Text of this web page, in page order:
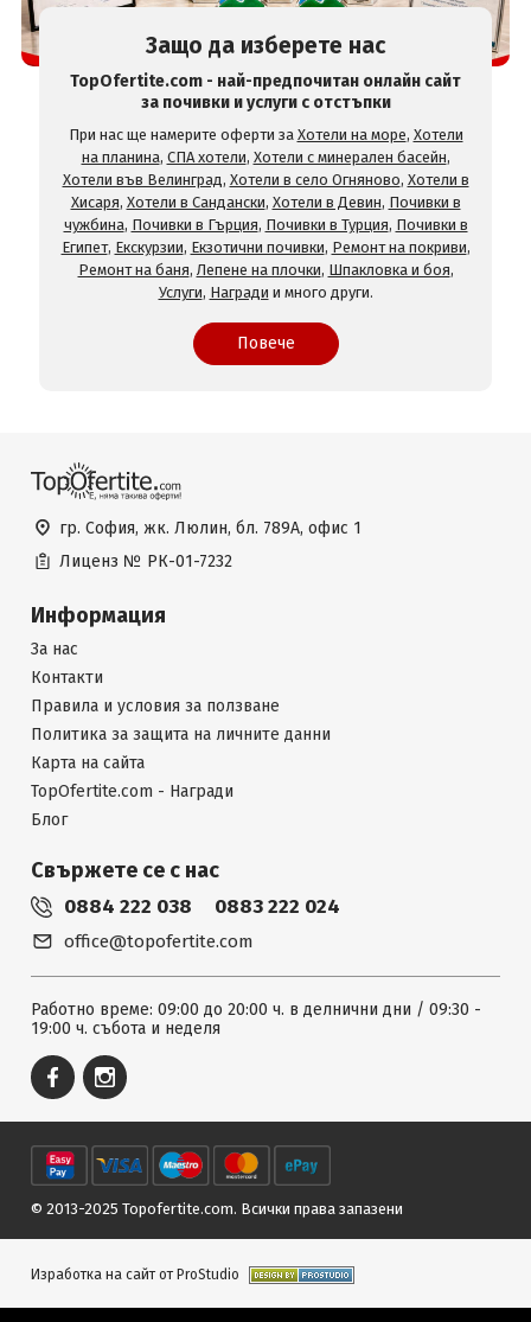
Защо да изберете нас
TopOfertite.com - най-предпочитан онлайн сайт
за почивки и услуги с отстъпки
При нас ще намерите оферти за Хотели на море, Хотели
на планина, СПА хотели, Хотели с минерален басейн,
Хотели във Велинград, Хотели в село Огняново, Хотели в
Хисаря, Хотели в Сандански, Хотели в Девин, Почивки в
чужбина, Почивки в Гърция, Почивки в Турция, Почивки в
Египет, Екскурзии, Екзотични почивки, Ремонт на покриви,
Ремонт на баня, Лепене на плочки, Шпакловка и боя,
Услуги, Награди и много други.
Повече
гр. София, жк. Люлин, бл. 789А, офис 1
Лиценз № РК-01-7232
Информация
За нас
Контакти
Правила и условия за ползване
Политика за защита на личните данни
Карта на сайта
TopOfertite.com - Награди
Блог
Свържете се с нас
0884 222 038 0883 222 024
office@topofertite.com
Работно време: 09:00 до 20:00 ч. в делнични дни / 09:30 -
19:00 ч. събота и неделя
© 2013-2025 Topofertite.com. Всички права запазени
Изработка на сайт от ProStudio